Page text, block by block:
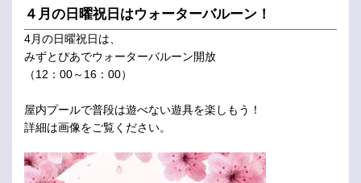
４月の日曜祝日はウォーターバルーン！
4月の日曜祝日は、
みずとぴあでウォーターバルーン開放
（12：00～16：00）
屋内プールで普段は遊べない遊具を楽しもう！
詳細は画像をご覧ください。